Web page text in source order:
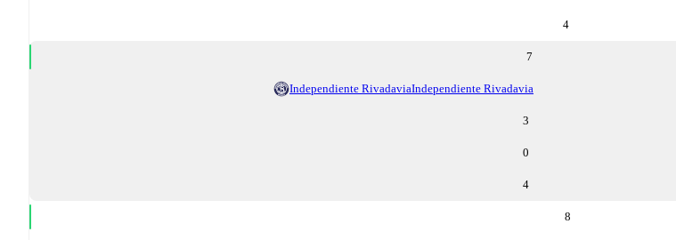
4
7
Independiente RivadaviaIndependiente Rivadavia
3
0
4
8